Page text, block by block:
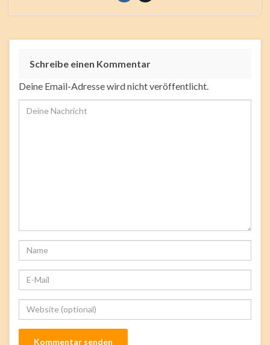
Schreibe einen Kommentar
Deine Email-Adresse wird nicht veröffentlicht.